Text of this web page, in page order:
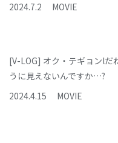
2024.7.2 MOVIE
[V-LOG] オク・テギョンlだ
うに見えないんですか…?
2024.4.15 MOVIE